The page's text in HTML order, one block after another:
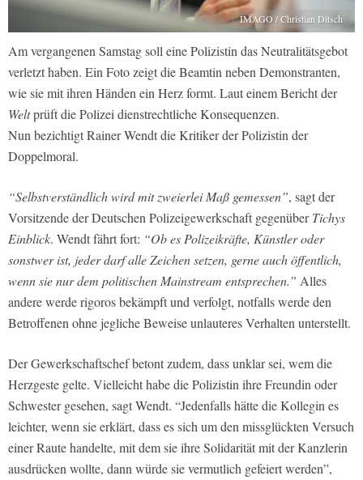
IMAGO / Christian Ditsch
Am vergangenen Samstag soll eine Polizistin das Neutralitätsgebot
verletzt haben. Ein Foto zeigt die Beamtin neben Demonstranten,
wie sie mit ihren Händen ein Herz formt. Laut einem Bericht der
Weltprüft die Polizei dienstrechtliche Konsequenzen.
Nun bezichtigt Rainer Wendt die Kritiker der Polizistin der
Doppelmoral.
“Selbstverständlich wird mit zweierlei Maß gemessen”, sagt der
Vorsitzende der Deutschen Polizeigewerkschaft gegenüberTichys
Einblick. Wendt fährt fort: “Ob es Polizeikräfte, Künstler oder
sonstwer ist, jeder darf alle Zeichen setzen, gerne auch öffentlich,
wenn sie nur dem politischen Mainstream entsprechen.” Alles
andere werde rigoros bekämpft und verfolgt, notfalls werde den
Betroffenen ohne jegliche Beweise unlauteres Verhalten unterstellt.
Der Gewerkschaftschef betont zudem, dass unklar sei, wem die
Herzgeste gelte. Vielleicht habe die Polizistin ihre Freundin oder
Schwester gesehen, sagt Wendt. “Jedenfalls hätte die Kollegin es
leichter, wenn sie erklärt, dass es sich um den missglückten Versuch
einer Raute handelte, mit dem sie ihre Solidarität mit der Kanzlerin
ausdrücken wollte, dann würde sie vermutlich gefeiert werden”,